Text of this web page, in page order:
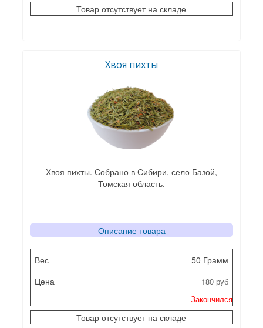
Товар отсутствует на складе
Хвоя пихты
Хвоя пихты. Собрано в Сибири, село Базой,
Томская область.
Описание товара
Вес
Цена
Кол-во
50 Грамм
180 руб
Закончился
Товар отсутствует на складе